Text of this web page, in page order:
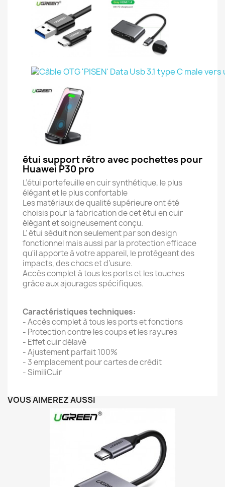
étui support rétro avec pochettes pour
Huawei P30 pro
L’étui portefeuille en cuir synthétique, le plus
élégant et le plus confortable
Les matériaux de qualité supérieure ont été
choisis pour la fabrication de cet étui en cuir
élégant et soigneusement conçu.
L’ étui séduit non seulement par son design
fonctionnel mais aussi par la protection efficace
qu'il apporte à votre appareil, le protégeant des
impacts, des chocs et d’usure.
Accès complet à tous les ports et les touches
grâce aux ajourages spécifiques.
Caractéristiques techniques:
- Accès complet à tous les ports et fonctions
- Protection contre les coups et les rayures
- Effet cuir délavé
- Ajustement parfait 100%
- 3 emplacement pour cartes de crédit
- SimiliCuir
VOUS AIMEREZ AUSSI